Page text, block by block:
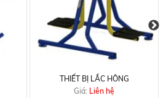
THIẾT BỊ LẮC HÔNG
Giá: Liên hệ